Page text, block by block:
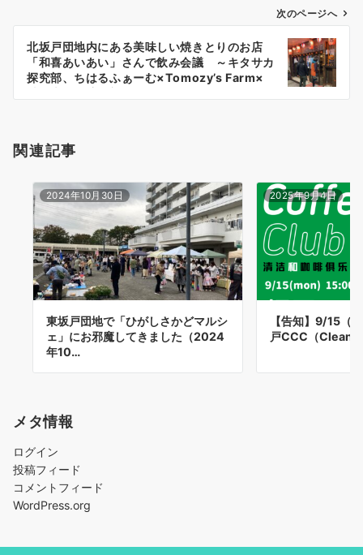
ン
次のページへ
北坂戸団地内にある美味しい焼きとりのお店
「和喜あいあい」さんで飲み会議 ～キタサカ
探究部、ちはるふぁーむ×Tomozy’s Farm×
関連記事
2024年10月30日
東坂戸団地で「ひがしさかどマルシ
ェ」にお邪魔してきました（2024
年10…
2025年9月4日
【告知】9/15（
戸CCC（Clean
メタ情報
ログイン
投稿フィード
コメントフィード
WordPress.org